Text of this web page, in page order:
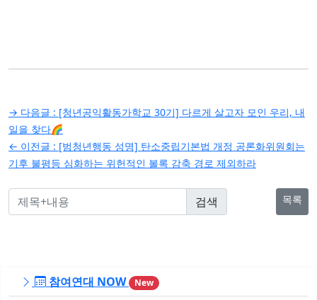
글
탐
색
→ 다음글 : [청년공익활동가학교 30기] 다르게 살고자 모인 우리, 내
일을 찾다🌈
← 이전글 : [범청년행동 성명] 탄소중립기본법 개정 공론화위원회는
기후 불평등 심화하는 위헌적인 볼록 감축 경로 제외하라
목록
참여연대 NOW New